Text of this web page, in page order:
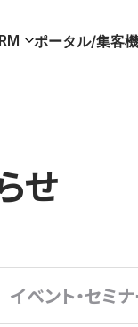
ポータル/集客
せ
イベント・セミ